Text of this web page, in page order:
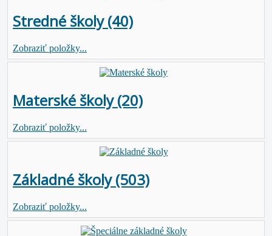
Stredné školy (40)
Zobraziť položky...
Materské školy (20)
Zobraziť položky...
Základné školy (503)
Zobraziť položky...